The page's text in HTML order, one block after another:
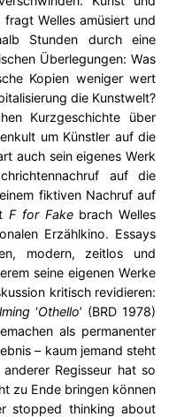
fragt Welles amüsiert und
Stunden durch eine
Überlegungen: Was
Kopien weniger wert
die Kunstwelt?
Kurzgeschichte über
um Künstler auf die
auch sein eigenes Werk
auf die
fiktiven Nachruf auf
F for Fakebrach Welles
Erzählkino. Essays
modern, zeitlos und
seine eigenen Werke
kritisch revidieren:
‘Othello’ (BRD 1978)
als permanenter
– kaum jemand steht
Regisseur hat so
zu Ende bringen können
stopped thinking about